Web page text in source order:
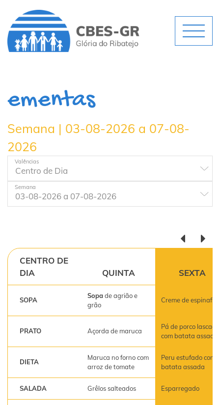
ementas
Semana | 03-08-2026 a 07-08-
2026
Valências
Semana
CENTRO DE
DIA
QUINTA SEXTA
SOPA
Sopade agrião e
grão
Creme de
PRATO Açorda de maruca
Pá de porco lascada
com batata assada
DIETA
Maruca no forno com
arroz de tomate
Peru estufado com
batata assada
SALADA Grêlos salteados Esparregado